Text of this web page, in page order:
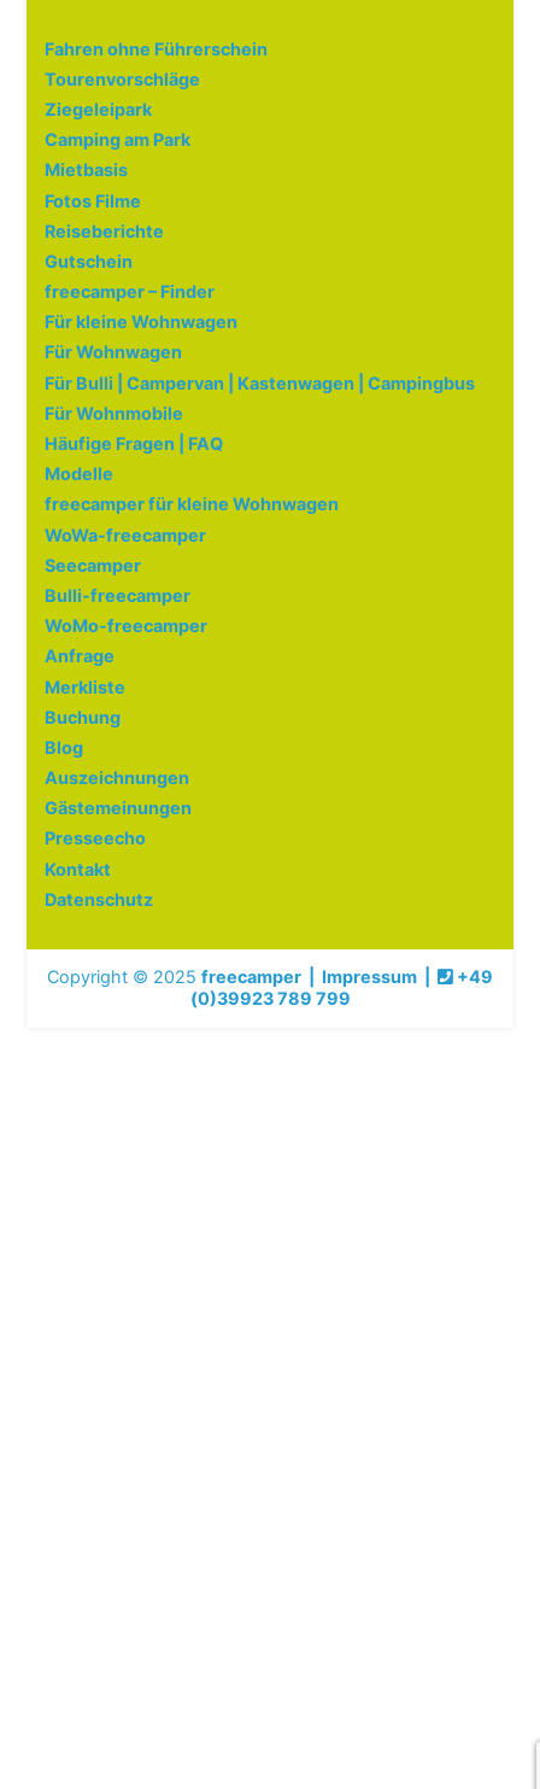
Fahren ohne Führerschein
Tourenvorschläge
Ziegeleipark
Camping am Park
Mietbasis
Fotos Filme
Reiseberichte
Gutschein
freecamper – Finder
Für kleine Wohnwagen
Für Wohnwagen
Für Bulli | Campervan | Kastenwagen | Campingbus
Für Wohnmobile
Häufige Fragen | FAQ
Modelle
freecamper für kleine Wohnwagen
WoWa-freecamper
Seecamper
Bulli-freecamper
WoMo-freecamper
Anfrage
Merkliste
Buchung
Blog
Auszeichnungen
Gästemeinungen
Presseecho
Kontakt
Datenschutz
Copyright © 2025 freecamper Impressum
+49
(0)39923 789 799